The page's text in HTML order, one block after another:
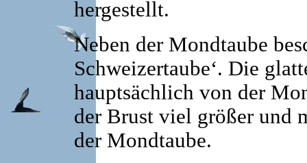
hergestellt.
Neben der Mondtaube
Schweizertaube‘. Die
hauptsächlich von der
der Brust viel größer und
der Mondtaube.